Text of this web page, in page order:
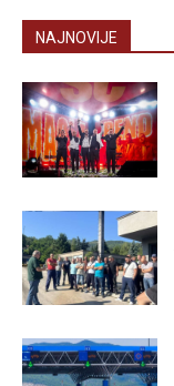
NAJNOVIJE